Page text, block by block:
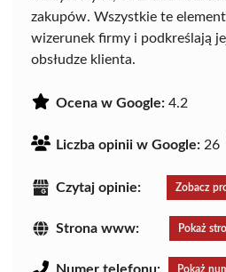
zakupów. Wszystkie te
wizerunek firmy i podkreślają
obsłudze klienta.
Ocena w Google: 4.2
Liczba opinii w Google: 26
Czytaj opinie: Zobacz
Strona www: Pokaż
Numer telefonu: Pokaż